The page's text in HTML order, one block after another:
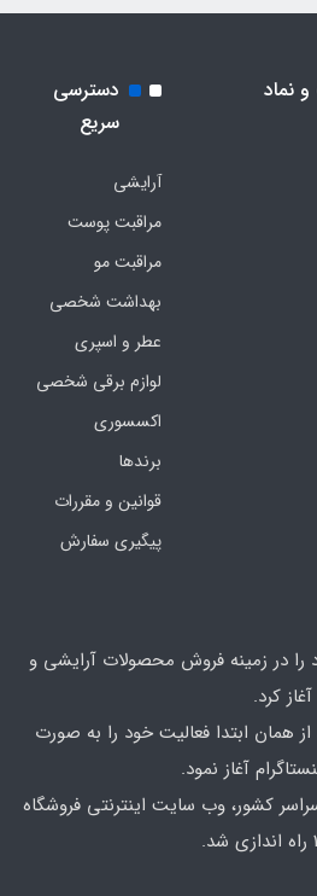
و نماد
دسترسی
سریع
آرایشی
مراقبت پوست
مراقبت مو
بهداشت شخصی
عطر و اسپری
لوازم برقی شخصی
اکسسوری
برندها
قوانین و مقررات
پیگیری سفارش
را در زمینه فروش محصولات آرایشی و
از همان ابتدا فعالیت خود را به صورت
آغاز نمود.
کشور، وب سایت اینترنتی فروشگاه